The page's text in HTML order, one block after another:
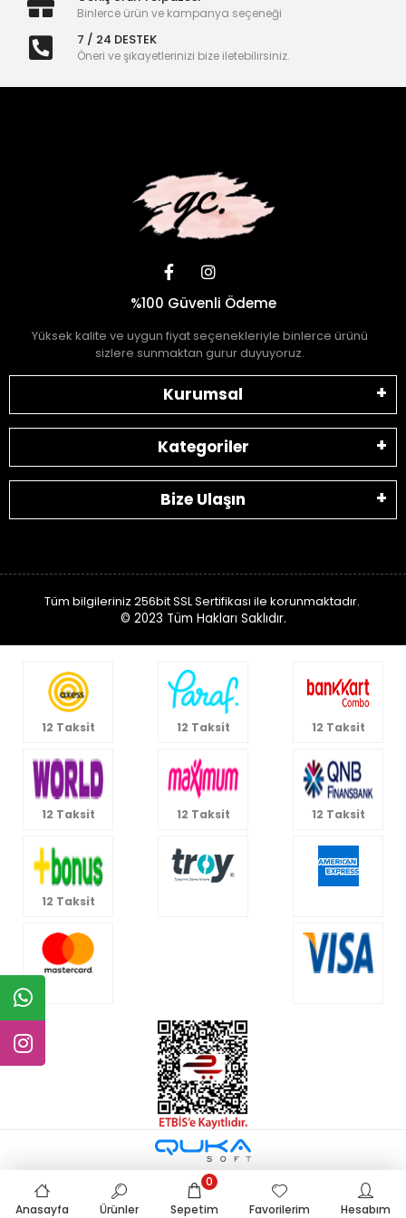
Binlerce ürün ve kampanya seçeneği
7 / 24 DESTEK
Öneri ve şikayetlerinizi bize iletebilirsiniz.
%100 Güvenli Ödeme
Yüksek kalite ve uygun fiyat seçenekleriyle binlerce ürünü
sizlere sunmaktan gurur duyuyoruz.
Kurumsal
Kategoriler
Bize Ulaşın
Tüm bilgileriniz 256bit SSL Sertifikası ile korunmaktadır.
© 2023 Tüm Hakları Saklıdır.
12 Taksit 12 Taksit 12 Taksit
12 Taksit 12 Taksit 12 Taksit
12 Taksit
Anasayfa Ürünler Sepetim
0
Favorilerim
Hesabım